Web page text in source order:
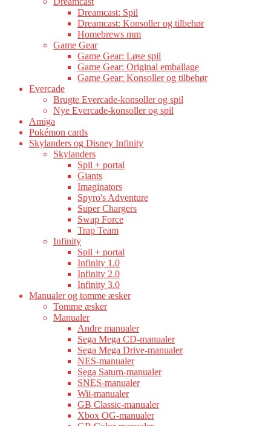
Dreamcast: Spil
Dreamcast: Konsoller og tilbehør
Homebrews mm
Game Gear
Game Gear: Løse spil
Game Gear: Original emballage
Game Gear: Konsoller og tilbehør
Evercade
Brugte Evercade-konsoller og spil
Nye Evercade-konsoller og spil
Amiga
Pokémon cards
Skylanders og Disney Infinity
Skylanders
Spil + portal
Giants
Imaginators
Spyro's Adventure
Super Chargers
Swap Force
Trap Team
Infinity
Spil + portal
Infinity 1.0
Infinity 2.0
Infinity 3.0
Manualer og tomme æsker
Tomme æsker
Manualer
Andre manualer
Sega Mega CD-manualer
Sega Mega Drive-manualer
NES-manualer
Sega Saturn-manualer
SNES-manualer
Wii-manualer
GB Classic-manualer
Xbox OG-manualer